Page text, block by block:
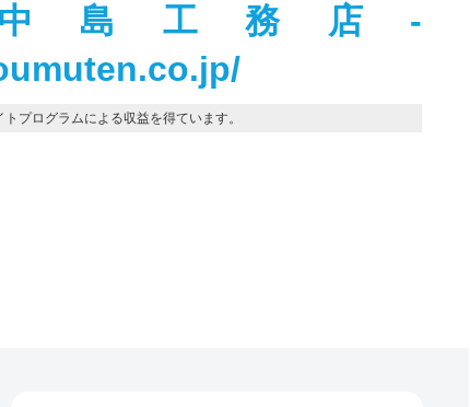
島工務店-
プログラムによる収益を得ています。